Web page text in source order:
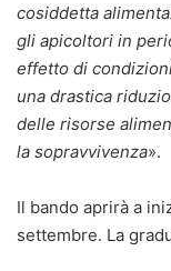
cosiddetta
gli apicoltori in
effetto di
una drastica
delle risorse
la sopravvivenza».
Il bando aprirà a
settembre. La